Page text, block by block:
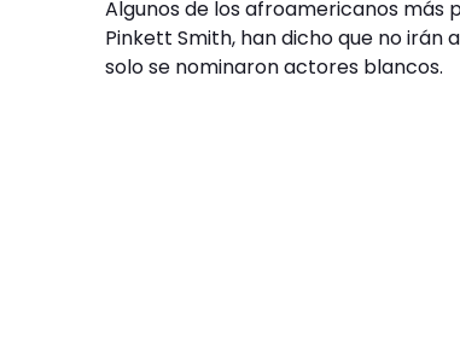
Algunos de los afroamericanos más
Pinkett Smith, han dicho que no irán
solo se nominaron actores blancos.